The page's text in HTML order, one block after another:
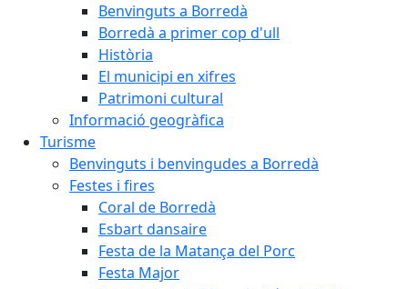
Benvinguts a Borredà
Borredà a primer cop d'ull
Història
El municipi en xifres
Patrimoni cultural
Informació geogràfica
Turisme
Benvinguts i benvingudes a Borredà
Festes i fires
Coral de Borredà
Esbart dansaire
Festa de la Matança del Porc
Festa Major